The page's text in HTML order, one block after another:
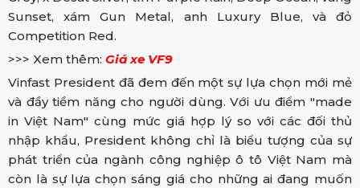
Sunset, xám Gun Metal, anh Luxury Blue, và đỏ
Competition Red.
>>> Xem thêm: Giá xe VF9
Vinfast President đã đem đến một sự lựa chọn mới mẻ
và đầy tiềm năng cho người dùng. Với ưu điểm "made
in Việt Nam" cùng mức giá hợp lý so với các đối thủ
nhập khẩu, President không chỉ là biểu tượng của sự
phát triển của ngành công nghiệp ô tô Việt Nam mà
còn là sự lựa chọn sáng giá cho những ai đang muốn